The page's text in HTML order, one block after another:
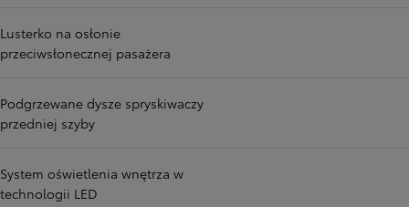
Lusterko na osłonie
przeciwsłonecznej pasażera
Podgrzewane dysze spryskiwaczy
przedniej szyby
System oświetlenia wnętrza w
technologii LED